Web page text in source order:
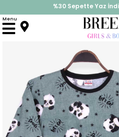
%30 Sepette Yaz
İndirimlere ek %10 İndirimi
Menu
Anasayfa Pijama & İç Giyim ERKEK